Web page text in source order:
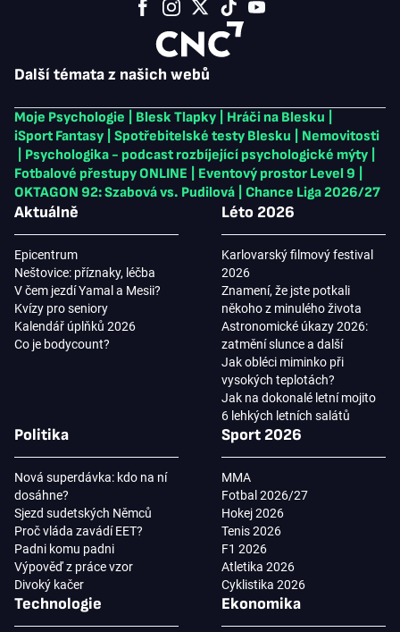
Další témata z našich webů
Moje Psychologie Blesk Tlapky Hráči na Blesku
iSport Fantasy
Spotřebitelské testy Blesku
Nemovitosti
Psychologika - podcast rozbíjející psychologické mýty
Fotbalové přestupy ONLINE
Eventový prostor Level 9
OKTAGON 92: Szabová vs. Pudilová
Chance Liga 2026/27
Aktuálně
Epicentrum
Neštovice: příznaky, léčba
V čem jezdí Yamal a Mesii?
Kvízy pro seniory
Kalendář úplňků 2026
Co je bodycount?
Léto 2026
Karlovarský filmový festival
2026
Znamení, že jste potkali
někoho z minulého života
Astronomické úkazy 2026:
zatmění slunce a další
Jak obléci miminko při
vysokých teplotách?
Jak na dokonalé letní mojito
6 lehkých letních salátů
Politika
Nová superdávka: kdo na ní
dosáhne?
Sjezd sudetských Němců
Proč vláda zavádí EET?
Padni komu padni
Výpověď z práce vzor
Divoký kačer
Sport 2026
MMA
Fotbal 2026/27
Hokej 2026
Tenis 2026
F1 2026
Atletika 2026
Cyklistika 2026
Technologie Ekonomika